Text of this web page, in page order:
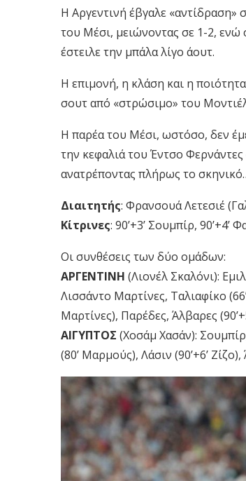
Η Αργεντινή έβγαλε «αντίδραση»
του Μέσι, μειώνοντας σε 1-2,
έστειλε την μπάλα λίγο άουτ.
Η επιμονή, η κλάση και η
σουτ από «στρώσιμο» του
Η παρέα του Μέσι, ωστόσο, δεν
την κεφαλιά του Έντσο
ανατρέποντας πλήρως το
Διαιτητής: Φρανσουά Λετεσιέ
Κίτρινες: 90’+3’ Σουμπίρ, 90’+4’
Οι συνθέσεις των δύο ομάδων:
ΑΡΓΕΝΤΙΝΗ (Λιονέλ Σκαλόνι):
Λισσάντο Μαρτίνες, Ταλιαφίκο
Μαρτίνες), Παρέδες, Άλβαρες
ΑΙΓΥΠΤΟΣ (Χοσάμ Χασάν):
(80’ Μαρμούς), Λάσιν (90’+6’